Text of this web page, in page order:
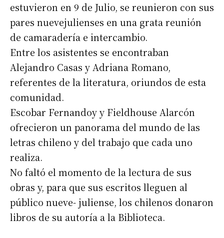
estuvieron en 9 de Julio, se reunieron con sus
pares nuevejulienses en una grata reunión
de camaradería e intercambio.
Entre los asistentes se encontraban
Alejandro Casas y Adriana Romano,
referentes de la literatura, oriundos de esta
comunidad.
Escobar Fernandoy y Fieldhouse Alarcón
ofrecieron un panorama del mundo de las
letras chileno y del trabajo que cada uno
realiza.
No faltó el momento de la lectura de sus
obras y, para que sus escritos lleguen al
público nueve- juliense, los chilenos donaron
libros de su autoría a la Biblioteca.